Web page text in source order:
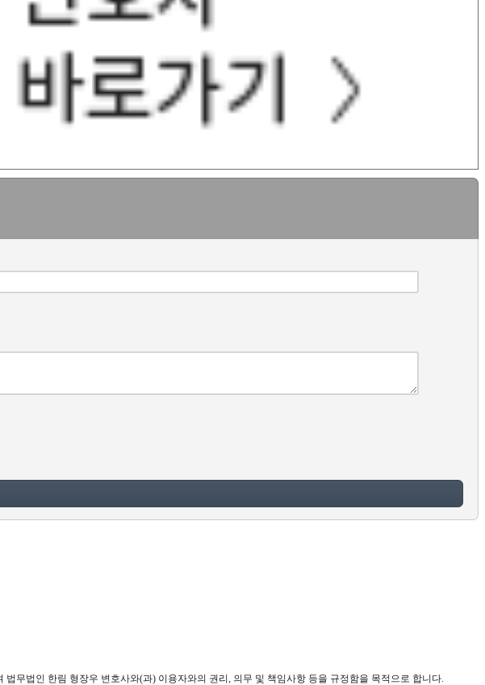
무법인 한림 형장우 변호사와(과) 이용자와의 권리, 의무 및 책임사항 등을 규정함을 목적으로 합니다.